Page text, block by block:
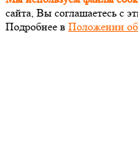
сайта, Вы соглашаетесь с
Подробнее в Положении об